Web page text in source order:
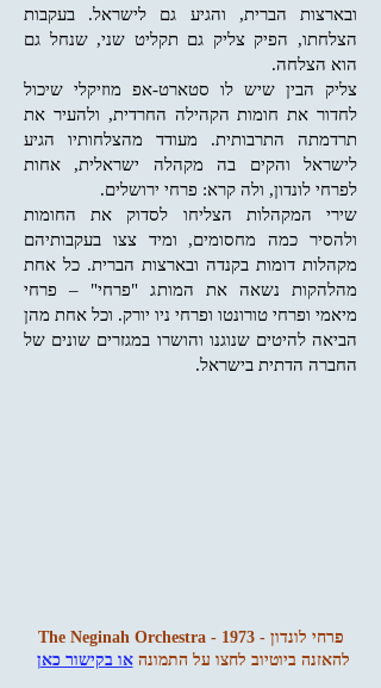
ובארצות הברית, והגיע גם לישראל. בעקבות
הצלחתו, הפיק צליק גם תקליט שני, שנחל גם
הוא הצלחה.
צליק הבין שיש לו סטארט-אפ מוזיקלי שיכול
לחדור את חומות הקהילה החרדית, ולהעיר את
תרדמתה התרבותית. מעודד מהצלחותיו הגיע
לישראל והקים בה מקהלה ישראלית, אחות
לפרחי לונדון, ולה קרא: פרחי ירושלים.
שירי המקהלות הצליחו לסדוק את החומות
ולהסיר כמה מחסומים, ומיד צצו בעקבותיהם
מקהלות דומות בקנדה ובארצות הברית. כל אחת
מהלהקות נשאה את המותג "פרחי" – פרחי
מיאמי ופרחי טורונטו ופרחי ניו יורק. וכל אחת מהן
הביאה להיטים שנוגנו והושרו במגזרים שונים של
החברה הדתית בישראל.
פרחי לונדון - The Neginah Orchestra - 1973
להאזנה ביוטיוב לחצו על התמונה או בקישור כאן